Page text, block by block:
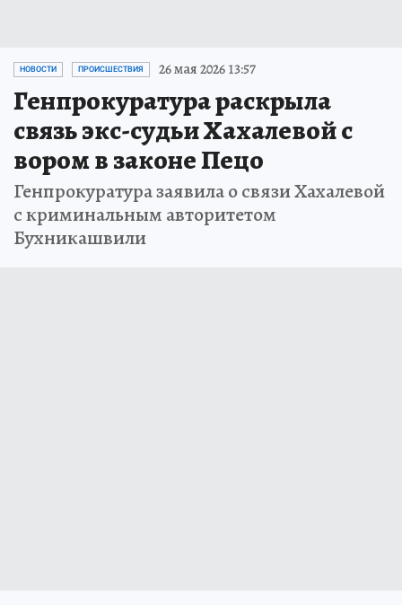
НОВОСТИ ПРОИСШЕСТВИЯ 26 мая 2026 13:57
Генпрокуратура раскрыла
связь экс-судьи Хахалевой с
вором в законе Пецо
Генпрокуратура заявила о связи Хахалевой
с криминальным авторитетом
Бухникашвили